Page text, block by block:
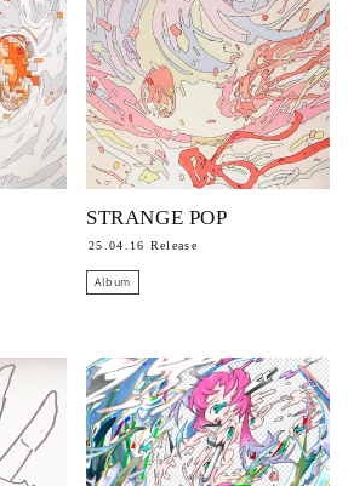
STRANGE POP
25.04.16 Release
Album